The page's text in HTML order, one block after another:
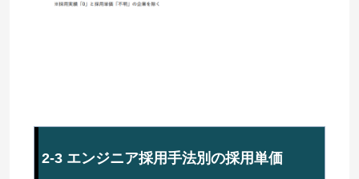
2-3 エンジニア採用手法別の採用単価